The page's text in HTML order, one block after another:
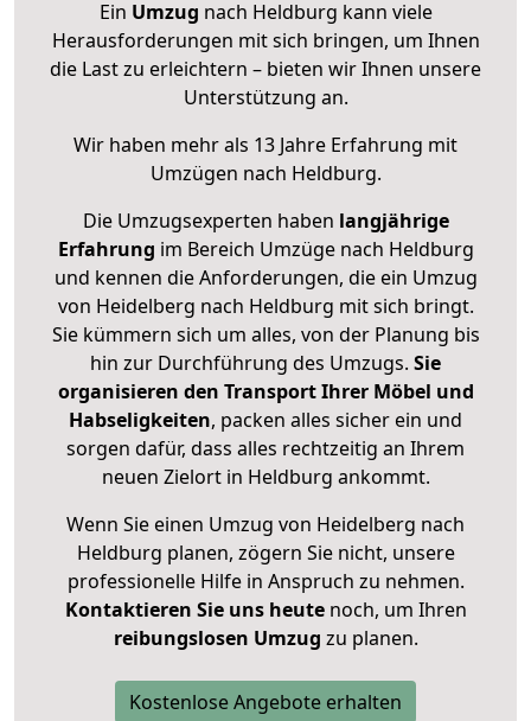
Ein Umzug nach Heldburg kann viele
Herausforderungen mit sich bringen, um Ihnen
die Last zu erleichtern – bieten wir Ihnen unsere
Unterstützung an.
Wir haben mehr als 13 Jahre Erfahrung mit
Umzügen nach Heldburg.
Die Umzugsexperten haben langjährige
Erfahrung im Bereich Umzüge nach Heldburg
und kennen die Anforderungen, die ein Umzug
von Heidelberg nach Heldburg mit sich bringt.
Sie kümmern sich um alles, von der Planung bis
hin zur Durchführung des Umzugs. Sie
organisieren den Transport Ihrer Möbel und
Habseligkeiten, packen alles sicher ein und
sorgen dafür, dass alles rechtzeitig an Ihrem
neuen Zielort in Heldburg ankommt.
Wenn Sie einen Umzug von Heidelberg nach
Heldburg planen, zögern Sie nicht, unsere
professionelle Hilfe in Anspruch zu nehmen.
Kontaktieren Sie uns heutenoch, um Ihren
reibungslosen Umzug zu planen.
Kostenlose Angebote erhalten